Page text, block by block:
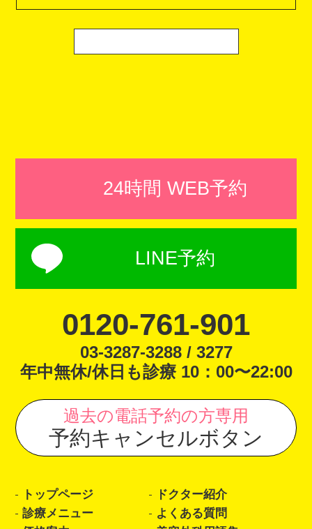
24時間 WEB予約
LINE予約
0120-761-901
03-3287-3288 / 3277
年中無休/休日も診療 10：00〜22:00
過去の電話予約の方専用
予約キャンセルボタン
トップページ
ドクター紹介
診療メニュー
よくある質問